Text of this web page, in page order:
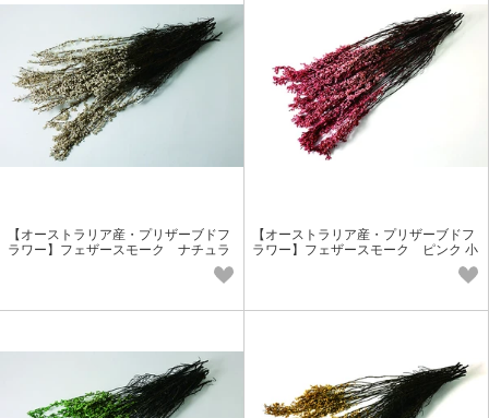
【オーストラリア産・プリザーブドフ
ラワー】フェザースモーク ナチュラ
【オーストラリア産・プリザーブドフ
ラワー】フェザースモーク ピンク 小